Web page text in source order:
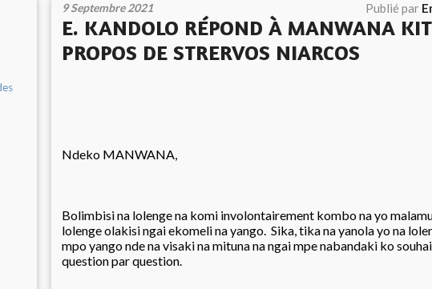
9 Septembre 2021 Publié par
E. KANDOLO RÉPOND À MANWANA
PROPOS DE STRERVOS NIARCOS
Ndeko MANWANA,
Bolimbisi na lolenge na komi involontairement kombo na yo
lolenge olakisi ngai ekomeli na yango. Sika, tika na yanola yo na
mpo yango nde na visaki na mituna na ngai mpe nabandaki ko
question par question.